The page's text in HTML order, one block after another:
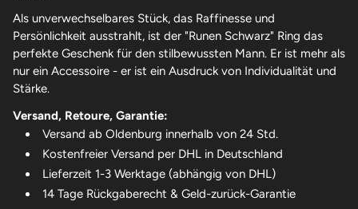
Als unverwechselbares Stück, das Raffinesse und
Persönlichkeit ausstrahlt, ist der "Runen Schwarz" Ring das
perfekte Geschenk für den stilbewussten Mann. Er ist mehr als
nur ein Accessoire - er ist ein Ausdruck von Individualität und
Stärke.
Versand, Retoure, Garantie:
Versand ab Oldenburg innerhalb von 24 Std.
Kostenfreier Versand per DHL in Deutschland
Lieferzeit 1-3 Werktage (abhängig von DHL)
14 Tage Rückgaberecht & Geld-zurück-Garantie